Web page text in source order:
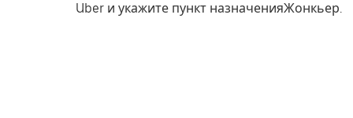
Uber и укажите пункт назначенияЖонкьер.